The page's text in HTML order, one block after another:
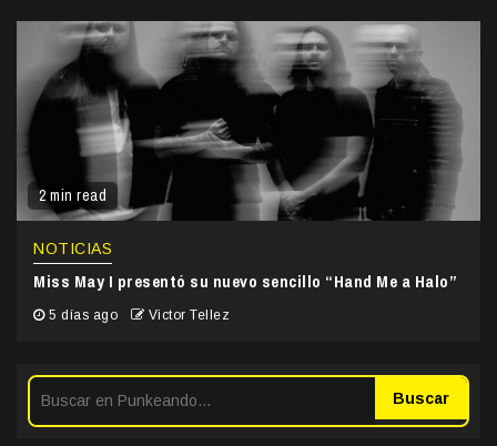
2 min read
NOTICIAS
Miss May I presentó su nuevo sencillo “Hand Me a Halo”
5 días ago Victor Tellez
Buscar